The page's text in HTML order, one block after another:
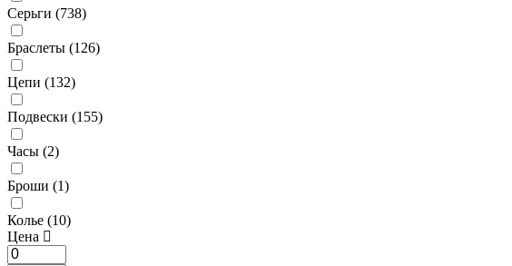
Серьги (738)
Браслеты (126)
Цепи (132)
Подвески (155)
Часы (2)
Броши (1)
Колье (10)
Цена